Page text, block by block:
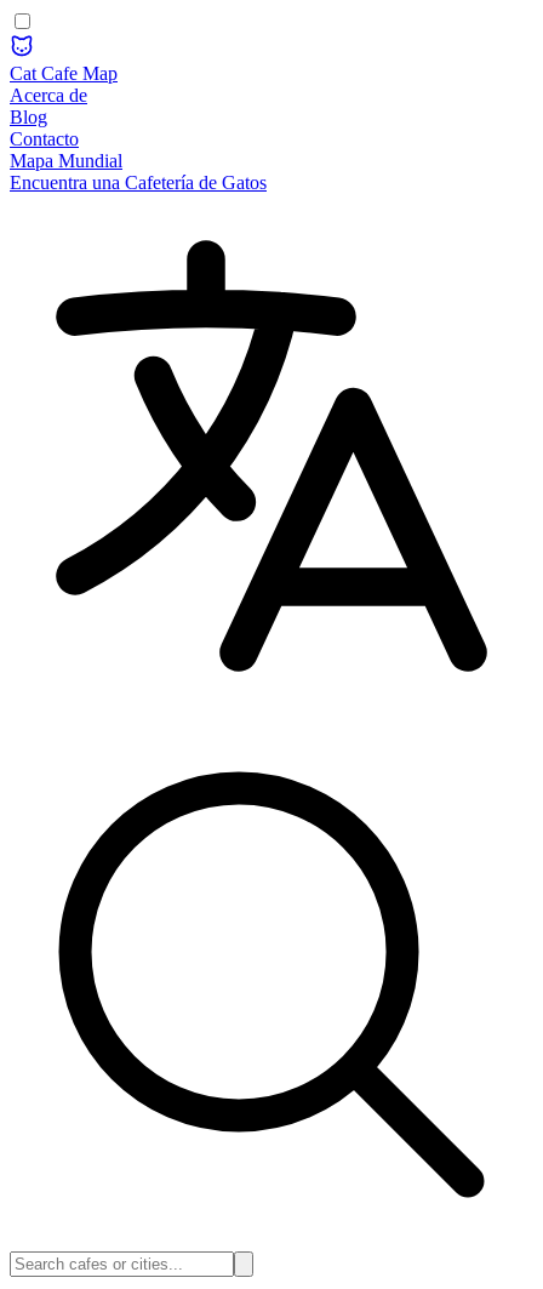
Cat Cafe Map
Acerca de
Blog
Contacto
Mapa Mundial
Encuentra una Cafetería de Gatos